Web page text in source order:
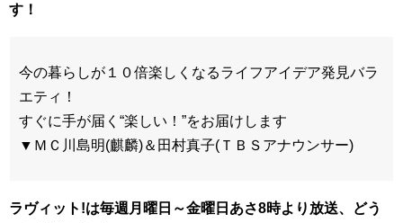
す！
今の暮らしが１０倍楽しくなるライフアイデア発見バラ
エティ！
すぐに手が届く“楽しい！”をお届けします
▼ＭＣ川島明(麒麟)＆田村真子(ＴＢＳアナウンサー)
ラヴィット!は毎週月曜日～金曜日あさ8時より放送、どう